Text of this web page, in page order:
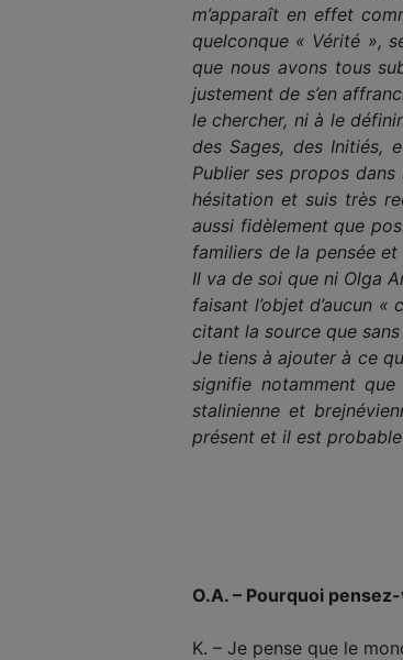
m’apparaît en effet
quelconque « Vérité »,
que nous avons tous
justement de s’en
le chercher, ni à le
des Sages, des Initiés,
Publier ses propos dans
hésitation et suis très
aussi fidèlement que
familiers de la pensée
Il va de soi que ni Olga
faisant l’objet d’aucun
citant la source que
Je tiens à ajouter à ce
signifie notamment
stalinienne et
présent et il est
O.A. – Pourquoi
K. – Je pense que le